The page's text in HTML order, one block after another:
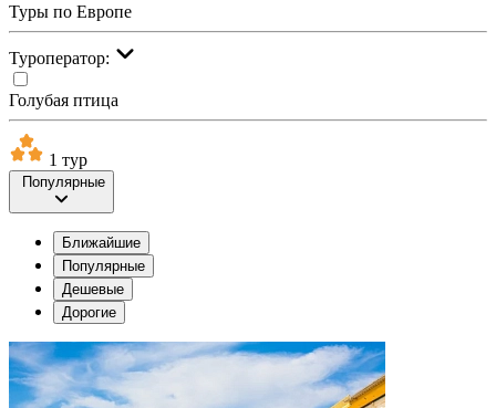
Туры по Европе
Туроператор:
Голубая птица
1 тур
Популярные
Ближайшие
Популярные
Дешевые
Дорогие